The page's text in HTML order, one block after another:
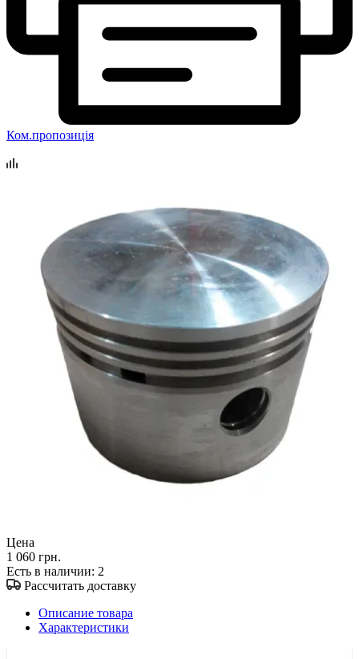
Ком.пропозиція
Цена
1 060 грн.
Есть в наличии: 2
Рассчитать доставку
Описание товара
Характеристики